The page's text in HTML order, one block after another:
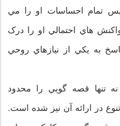
تمام احساسات او را مي
هاي احتمالي او را درک
به يکي از نيازهاي روحي
تنها قصه گويي را محدود
در ارائه آن نيز شده است.